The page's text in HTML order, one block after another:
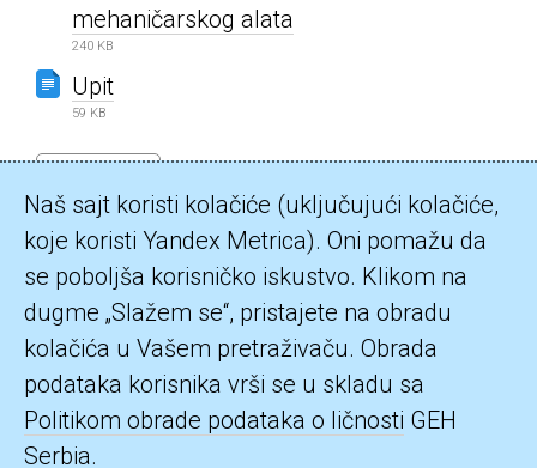
mehaničarskog alata
240 KB
Upit
59 KB
← All Records
©2026 Gazprom energoholding Serbia d.o.o.
Resavska 23, Beograd, 11000, Republika Srbija
teto.office@geh-serbia.rs
Naš sajt koristi kolačiće (uključujući kolačiće,
koje koristi Yandex Metrica). Oni pomažu da
se poboljša korisničko iskustvo. Klikom na
dugme „Slažem se“, pristajete na obradu
kolačića u Vašem pretraživaču. Obrada
podataka korisnika vrši se u skladu sa
Politikom obrade podataka o ličnosti GEH
Serbia.